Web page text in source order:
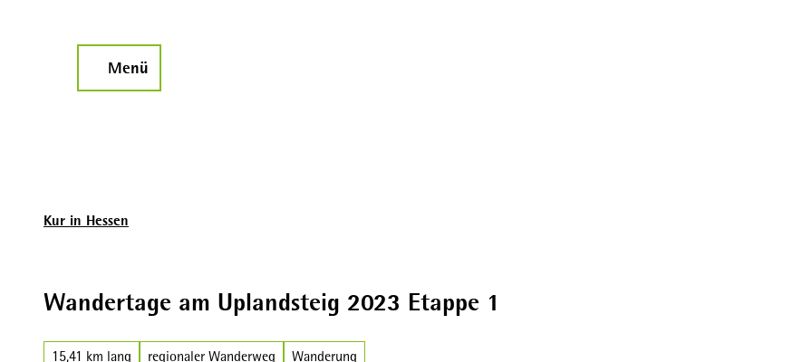
Menü
Kur in Hessen
Wandertage am Uplandsteig 2023 Etappe 1
15,41 km lang regionaler Wanderweg Wanderung